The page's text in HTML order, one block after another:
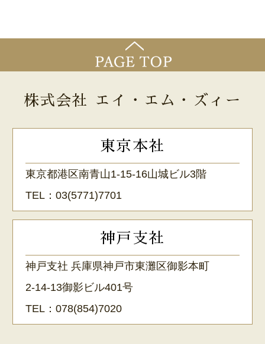
株式会社 エイ・エム・ズィー
東京本社
東京都港区南青山1-15-16山城ビル3階
TEL：03(5771)7701
神戸支社
神戸支社 兵庫県神戸市東灘区御影本町
2-14-13御影ビル401号
TEL：078(854)7020